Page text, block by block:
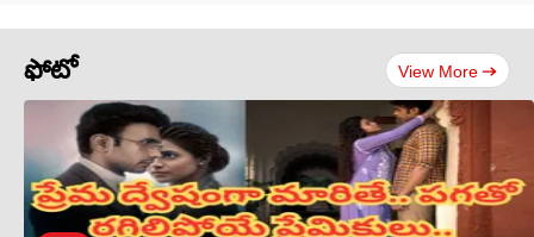
ఫోటో View More